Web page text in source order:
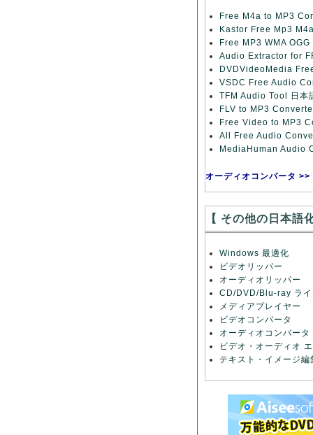
Free M4a to MP3
Kastor Free Mp3
Free MP3 WMA
Audio Extractor for
DVDVideoMedia
VSDC Free Audio
TFM Audio Tool 日本
FLV to MP3
Free Video to MP3
All Free Audio
MediaHuman Audio
オーディオコンバータ >>
【 その他の日本語
Windows 最適化
ビデオリッパー
オーディオリッパー
CD/DVD/Blu-ray ライ
メディアプレイヤー
ビデオコンバータ
オーディオコンバータ
ビデオ・オーディオ
テキスト・イメージ編